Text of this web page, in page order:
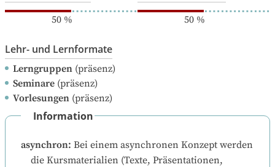
50% 50%
Lehr- und Lernformate
Lerngruppen (präsenz)
Seminare (präsenz)
Vorlesungen (präsenz)
Information
asynchron: Bei einem asynchronen Konzept werden
die Kursmaterialien (Texte, Präsentationen,